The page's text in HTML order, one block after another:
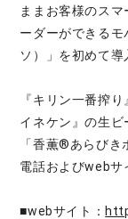
ままお客様のス
ーダーができる
ソ）」を初めて導
『キリン一番搾
イネケン』の生
「香薫®あらびき
電話およびwebサ
■webサイト：